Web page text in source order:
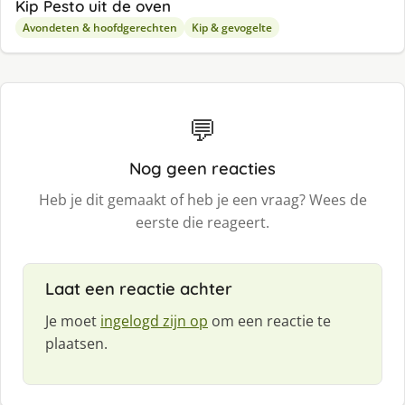
Kip Pesto uit de oven
Avondeten & hoofdgerechten Kip & gevogelte
💬
Nog geen reacties
Heb je dit gemaakt of heb je een vraag? Wees de
eerste die reageert.
Laat een reactie achter
Je moet ingelogd zijn op om een reactie te
plaatsen.